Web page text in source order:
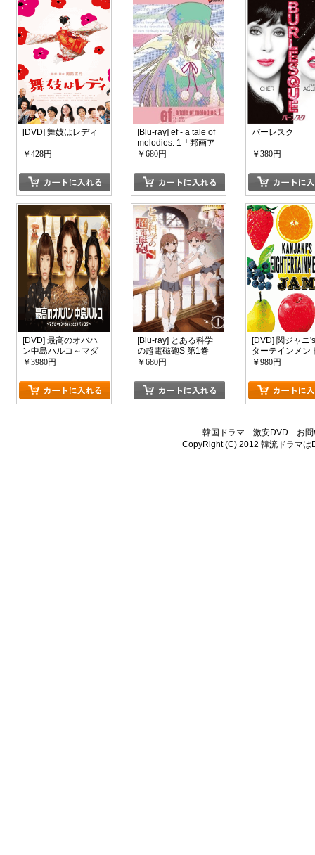
[DVD] 舞妓はレディ
￥428円
[Blu-ray] ef - a tale of
melodies. 1「邦画ア
ニメ」
￥680円
バーレスク
￥380円
[DVD] 最高のオバハ
ン中島ハルコ～マダ
ム・イン・ちょこっ
￥3980円
[Blu-ray] とある科学
の超電磁砲S 第1巻
￥680円
[DVD] 関ジャニ
ターテインメン
ャム
￥980円
韓国ドラマ 激安DVD
お
CopyRight (C) 2012韓流ドラマは